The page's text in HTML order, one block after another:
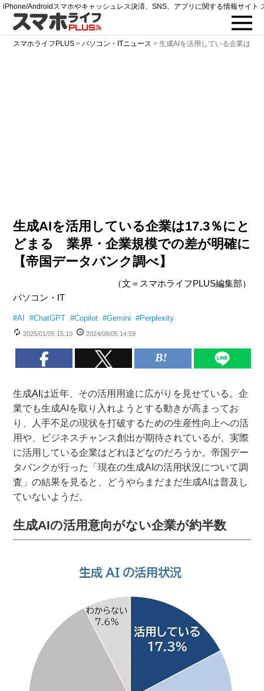
iPhone/Androidスマホやキャッシュレス決済、SNS、アプリに関する情報サイト
スマホライフPLUS >パソコン・ITニュース >生成AIを活用している企業は
生成AIを活用している企業は17.3％にと
どまる 業界・企業規模での差が明確に
【帝国データバンク調べ】
（文＝スマホライフPLUS編集部）
パソコン・IT
#AI #ChatGPT #Copilot #Gemini #Perplexity
2025/01/05 15:10 2024/08/05 14:59
生成AI は近年、その活用用途に広がりを見せている。企
業でも生成AIを取り入れようとする動きが高まってお
り、人手不足の現状を打破するための生産性向上への活
用や、ビジネスチャンス創出が期待されているが、実際
に活用している企業はどれほどなのだろうか。帝国デー
タバンクが行った「現在の生成AIの活用状況について調
査」の結果を見ると、どうやらまだまだ生成AIは普及し
ていないようだ。
生成AIの活用意向がない企業が約半数